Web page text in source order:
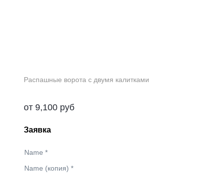
Распашные ворота с двумя калитками
от 9,100 руб
Заявка
Name *
Name (копия) *